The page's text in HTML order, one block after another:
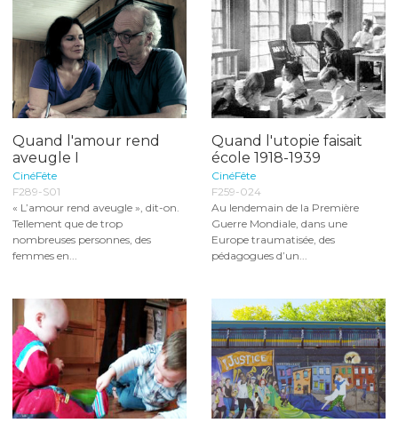
Quand l'amour rend
aveugle I
CinéFête
F289-S01
« L’amour rend aveugle », dit-on.
Tellement que de trop
nombreuses personnes, des
femmes en...
Quand l'utopie faisait
école 1918-1939
CinéFête
F259-024
Au lendemain de la Première
Guerre Mondiale, dans une
Europe traumatisée, des
pédagogues d’un...